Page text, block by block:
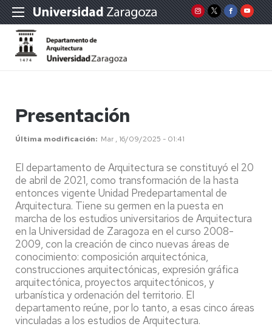
Presentación
Última modificación Mar , 16/09/2025 - 01:41
El departamento de Arquitectura se constituyó el 20
de abril de 2021, como transformación de la hasta
entonces vigente Unidad Predepartamental de
Arquitectura. Tiene su germen en la puesta en
marcha de los estudios universitarios de Arquitectura
en la Universidad de Zaragoza en el curso 2008-
2009, con la creación de cinco nuevas áreas de
conocimiento: composición arquitectónica,
construcciones arquitectónicas, expresión gráfica
arquitectónica, proyectos arquitectónicos, y
urbanística y ordenación del territorio. El
departamento reúne, por lo tanto, a esas cinco áreas
vinculadas a los estudios de Arquitectura.